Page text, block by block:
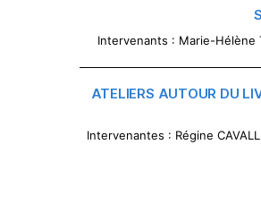
Intervenants : Marie-Hélène
ATELIERS AUTOUR DU
Intervenantes : Régine